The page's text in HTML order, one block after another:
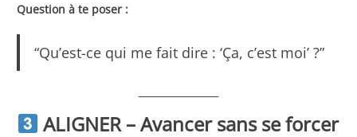
Question à te poser :
“Qu’est-ce qui me fait dire : ‘Ça, c’est moi’ ?”
ALIGNER – Avancer sans se forcer